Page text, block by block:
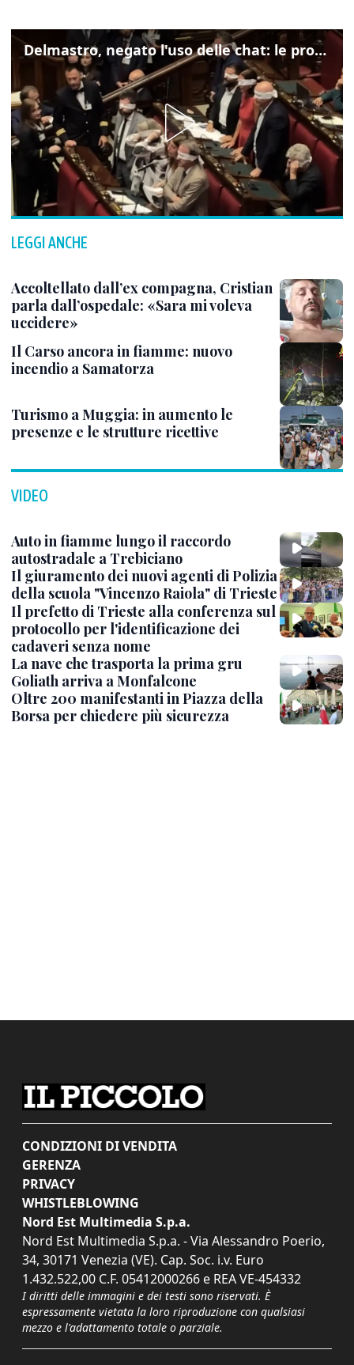
Delmastro, negato l'uso delle chat: le proteste di Avs e M5s
LEGGI ANCHE
Accoltellato dall’ex compagna, Cristian
parla dall’ospedale: «Sara mi voleva
uccidere»
Il Carso ancora in fiamme: nuovo
incendio a Samatorza
Turismo a Muggia: in aumento le
presenze e le strutture ricettive
VIDEO
Auto in fiamme lungo il raccordo
autostradale a Trebiciano
Il giuramento dei nuovi agenti di Polizia
della scuola "Vincenzo Raiola" di Trieste
Il prefetto di Trieste alla conferenza sul
protocollo per l'identificazione dei
cadaveri senza nome
La nave che trasporta la prima gru
Goliath arriva a Monfalcone
Oltre 200 manifestanti in Piazza della
Borsa per chiedere più sicurezza
CONDIZIONI DI VENDITA
GERENZA
PRIVACY
WHISTLEBLOWING
Nord Est Multimedia S.p.a.
Nord Est Multimedia S.p.a. - Via Alessandro Poerio,
34, 30171 Venezia (VE). Cap. Soc. i.v. Euro
1.432.522,00 C.F. 05412000266 e REA VE-454332
I diritti delle immagini e dei testi sono riservati. È
espressamente vietata la loro riproduzione con qualsiasi
mezzo e l'adattamento totale o parziale.